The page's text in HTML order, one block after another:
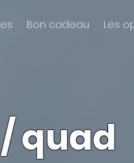
Bon cadeau Les
quad